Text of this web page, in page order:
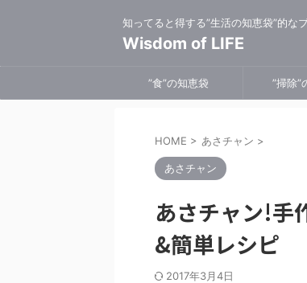
知ってると得する”生活の知恵袋”的なブ
Wisdom of LIFE
”食”の知恵袋 ”掃除”
HOME > あさチャン >
あさチャン
あさチャン!手
&簡単レシピ
2017年3月4日